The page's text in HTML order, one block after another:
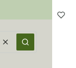
WyczyśćSzukaj